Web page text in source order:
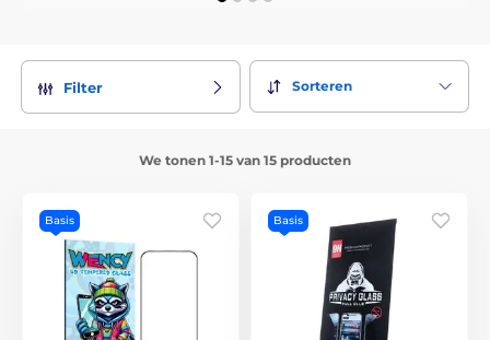
Filter Sorteren
We tonen 1-15 van 15 producten
Basis Basis